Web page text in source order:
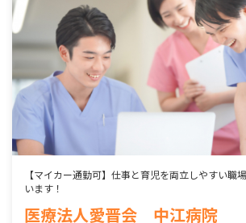
【マイカー通勤可】仕事と育児を両立しやすい職
います！
医療法人愛晋会 中江病院